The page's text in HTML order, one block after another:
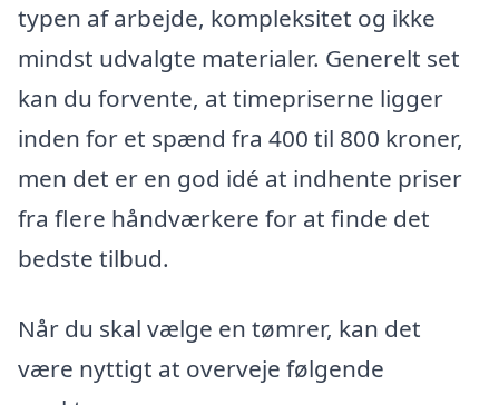
typen af arbejde, kompleksitet og ikke
mindst udvalgte materialer. Generelt set
kan du forvente, at timepriserne ligger
inden for et spænd fra 400 til 800 kroner,
men det er en god idé at indhente priser
fra flere håndværkere for at finde det
bedste tilbud.
Når du skal vælge en tømrer, kan det
være nyttigt at overveje følgende